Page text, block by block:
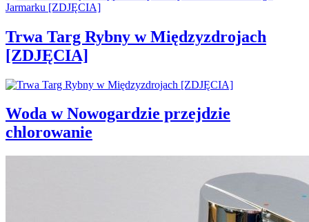
Trwa Targ Rybny w Międzyzdrojach
[ZDJĘCIA]
Woda w Nowogardzie przejdzie
chlorowanie